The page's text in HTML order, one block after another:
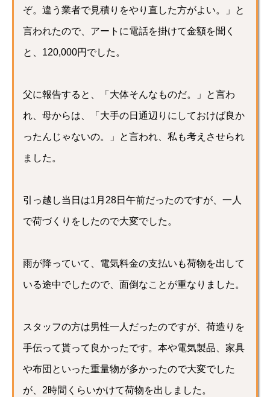
ぞ。違う業者で見積りをやり直した方がよい。」と
言われたので、アートに電話を掛けて金額を聞く
と、120,000円でした。
父に報告すると、「大体そんなものだ。」と言わ
れ、母からは、「大手の日通辺りにしておけば良か
ったんじゃないの。」と言われ、私も考えさせられ
ました。
引っ越し当日は1月28日午前だったのですが、一人
で荷づくりをしたので大変でした。
雨が降っていて、電気料金の支払いも荷物を出して
いる途中でしたので、面倒なことが重なりました。
スタッフの方は男性一人だったのですが、荷造りを
手伝って貰って良かったです。本や電気製品、家具
や布団といった重量物が多かったので大変でした
が、2時間くらいかけて荷物を出しました。